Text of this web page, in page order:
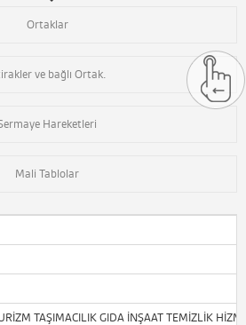
Ortaklar
ve bağlı Ortak.
Hareketleri
Mali Tablolar
TAŞIMACILIK GIDA İNŞAAT TEMİZLİK